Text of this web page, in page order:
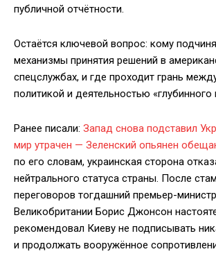
публичной отчётности.
Остаётся ключевой вопрос: кому
механизмы принятия решений в
спецслужбах, и где проходит грань
политикой и деятельностью «глубинного
Ранее писали: Запад снова подставил
мир утрачен — Зеленский опьянен
по его словам, украинская сторона
нейтрального статуса страны. После
переговоров тогдашний премьер-министр
Великобритании Борис Джонсон
рекомендовал Киеву не подписывать
и продолжать вооружённое